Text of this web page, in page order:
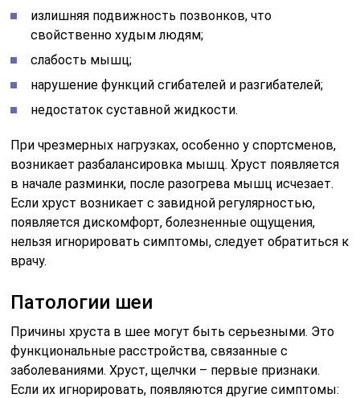
излишняя подвижность позвонков, что
свойственно худым людям;
слабость мышц;
нарушение функций сгибателей и разгибателей;
недостаток суставной жидкости.
При чрезмерных нагрузках, особенно у спортсменов,
возникает разбалансировка мышц. Хруст появляется
в начале разминки, после разогрева мышц исчезает.
Если хруст возникает с завидной регулярностью,
появляется дискомфорт, болезненные ощущения,
нельзя игнорировать симптомы, следует обратиться к
врачу.
Патологии шеи
Причины хруста в шее могут быть серьезными. Это
функциональные расстройства, связанные с
заболеваниями. Хруст, щелчки – первые признаки.
Если их игнорировать, появляются другие симптомы: